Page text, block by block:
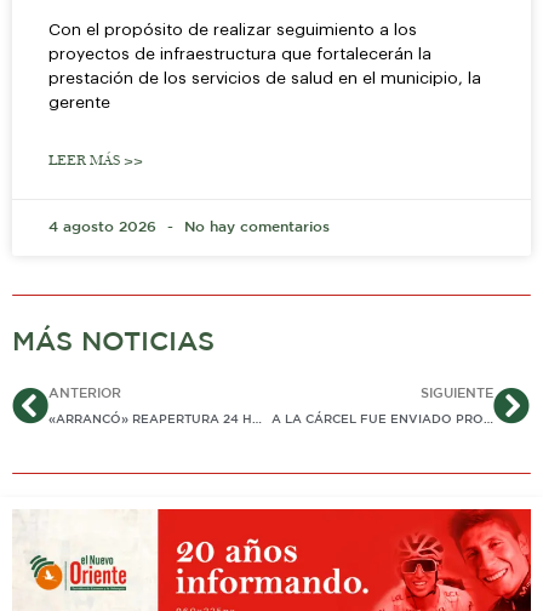
Con el propósito de realizar seguimiento a los
proyectos de infraestructura que fortalecerán la
prestación de los servicios de salud en el municipio, la
gerente
LEER MÁS >>
4 agosto 2026 No hay comentarios
MÁS NOTICIAS
AntANTERIOR
«ARRANCÓ» REAPERTURA 24 HORAS Y AUMENTO EN LA CAPACIDAD DE CARGA, EN KM 87 DE LA VÍA DEL CUSIANA
SIGUIENTE
A LA CÁRCEL FUE ENVIADO PROFESOR QUE ABUSÓ SEXUALMENTE DE UNA DE SUS ESTUDIANTES DE 13 AÑOS